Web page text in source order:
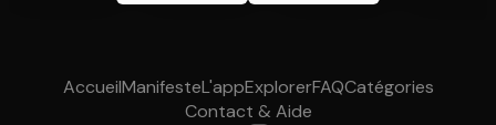
AccueilManifesteL'appExplorerFAQCatégories
Contact & Aide